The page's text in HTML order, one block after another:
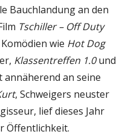
Bauchlandung an den
Tschiller – Off Duty
wie Hot Dog
Klassentreffen 1.0und
an seine
, Schweigers neuster
lief dieses Jahr
Öffentlichkeit.